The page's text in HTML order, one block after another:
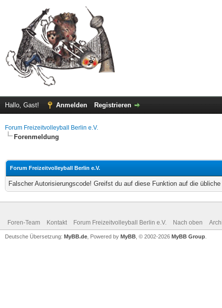
Hallo, Gast! Anmelden Registrieren
Forum Freizeitvolleyball Berlin e.V.
Forenmeldung
Forum Freizeitvolleyball Berlin e.V.
Falscher Autorisierungscode! Greifst du auf diese Funktion auf die
Foren-Team Kontakt Forum Freizeitvolleyball Berlin e.V. Nach oben
Deutsche Übersetzung: MyBB.de , Powered by MyBB , © 2002-2026 MyBB Group